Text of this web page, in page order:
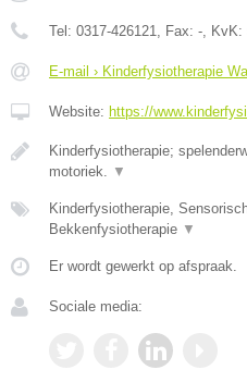
Tel: 0317-426121, Fax: -, KvK:
E-mail › Kinderfysiotherapie
Website: https://
Kinderfysiotherapie;
motoriek. ▼
Kinderfysiotherapie,
Bekkenfysiotherapie ▼
Er wordt gewerkt op afspraak.
Sociale media: